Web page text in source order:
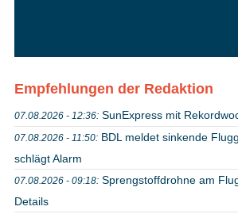
Empfehlungen der Redaktion
07.08.2026 - 12:36: SunExpress mit
07.08.2026 - 11:50: BDL meldet sinkende
schlägt Alarm
07.08.2026 - 09:18: Sprengstoffdrohne am
Details